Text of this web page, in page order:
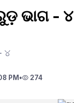
ଭାଗ - ୪
୪
PM • 274